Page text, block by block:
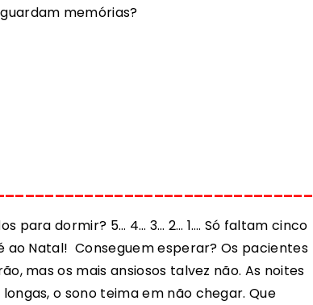
memórias?
para dormir? 5… 4… 3… 2… 1…. Só faltam cinco
ao Natal! Conseguem esperar? Os pacientes
mas os mais ansiosos talvez não. As noites
o sono teima em não chegar. Que